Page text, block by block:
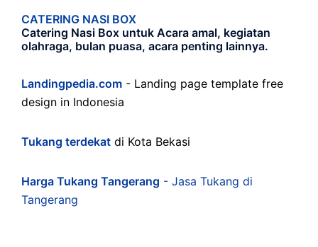
CATERING NASI BOX
Catering Nasi Box untuk Acara amal, kegiatan
olahraga, bulan puasa, acara penting lainnya.
Landingpedia.com - Landing page template free
design in Indonesia
Tukang terdekat di Kota Bekasi
Harga Tukang Tangerang - Jasa Tukang di
Tangerang